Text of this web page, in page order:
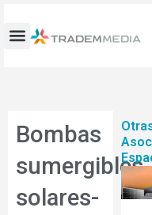
contenido
Bombas
sumergibles
solares-